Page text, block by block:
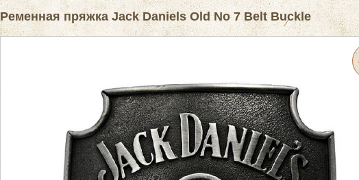
Ременная пряжка Jack Daniels Old No 7 Belt Buckle